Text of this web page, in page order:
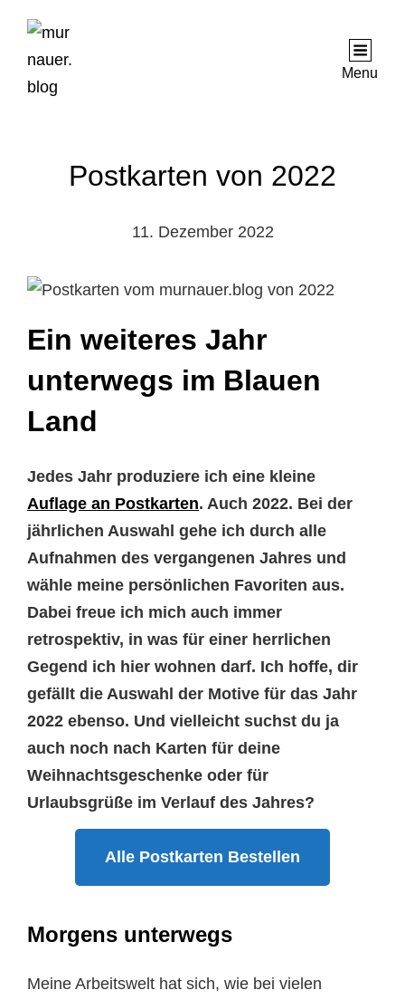
Menu
Postkarten von 2022
11. Dezember 2022
Ein weiteres Jahr
unterwegs im Blauen
Land
Jedes Jahr produziere ich eine kleine
Auflage an Postkarten. Auch 2022. Bei der
jährlichen Auswahl gehe ich durch alle
Aufnahmen des vergangenen Jahres und
wähle meine persönlichen Favoriten aus.
Dabei freue ich mich auch immer
retrospektiv, in was für einer herrlichen
Gegend ich hier wohnen darf. Ich hoffe, dir
gefällt die Auswahl der Motive für das Jahr
2022 ebenso. Und vielleicht suchst du ja
auch noch nach Karten für deine
Weihnachtsgeschenke oder für
Urlaubsgrüße im Verlauf des Jahres?
Alle Postkarten Bestellen
Morgens unterwegs
Meine Arbeitswelt hat sich, wie bei vielen